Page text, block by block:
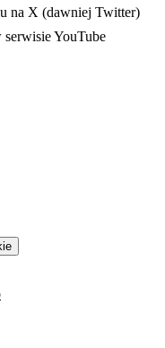
na X (dawniej Twitter)
serwisie YouTube